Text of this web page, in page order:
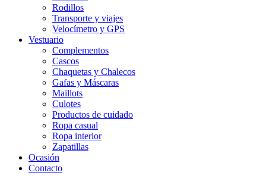
Rodillos
Transporte y viajes
Velocímetro y GPS
Vestuario
Complementos
Cascos
Chaquetas y Chalecos
Gafas y Máscaras
Maillots
Culotes
Productos de cuidado
Ropa casual
Ropa interior
Zapatillas
Ocasión
Contacto